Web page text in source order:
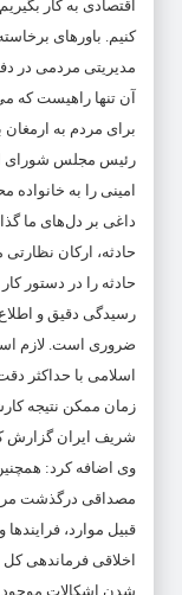
اقتصادی به کار
کنیم. باورهای
مدیریتی مردمی در
آن تنها راهیست که
برای مردم به ارمغان
رئیس مجلس شورای
امینی را به
داغی بر دل‌های ما
حادثه، ارکان
حادثه را در دستور
رسیدگی دقیق و
ضروری است. لازم
اسلامی با حداکثر
زمان ممکن نتیجه
شریف ایران گزارش
وی اضافه کرد:
مصداقی درگذشت
قبیل موارد،
اخلاقی فرماندهی کل
شدن اشکالات موجود